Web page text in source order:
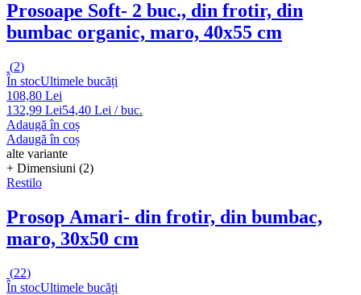
Prosoape Soft- 2 buc., din frotir, din
bumbac organic, maro, 40x55 cm
(2)
În stocUltimele bucăți
108,80 Lei
132,99 Lei54,40 Lei / buc.
Adaugă în coș
Adaugă în coș
alte variante
+ Dimensiuni (2)
Restilo
Prosop Amari- din frotir, din bumbac,
maro, 30x50 cm
(22)
În stocUltimele bucăți